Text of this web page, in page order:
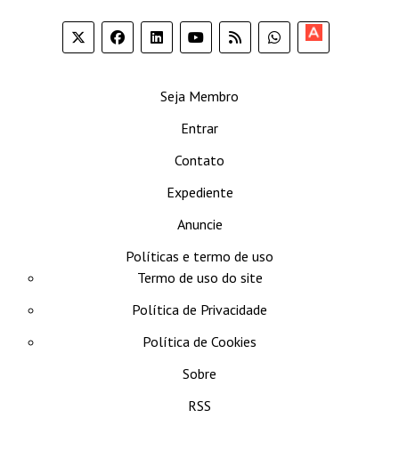
Seja Membro
Entrar
Contato
Expediente
Anuncie
Políticas e termo de uso
Termo de uso do site
Política de Privacidade
Política de Cookies
Sobre
RSS